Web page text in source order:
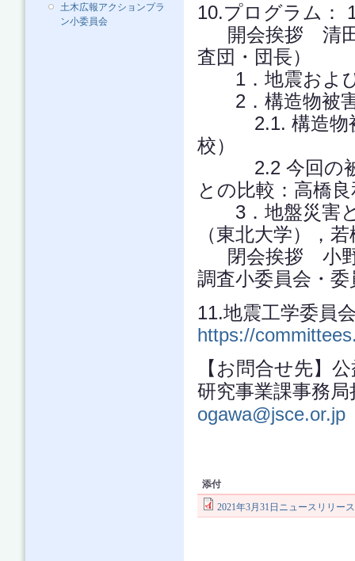
土木広報アクションプラ
ン小委員会
10.プログラム：
開会挨拶 清田
査団・団長）
1．地震および
2．構造物被
2.1. 構造物被
校）
2.2 今回の被
との比較：高橋
3．地盤災害と
（東北大学），
閉会挨拶 小野
調査小委員会・
11.地震工学委員
https://
【お問合せ先】
研究事業課事務
ogawa@jsce.or.jp
添付
2021年3月31日ニュースリリース